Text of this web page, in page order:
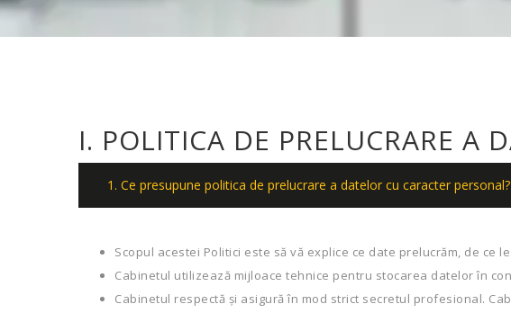
I. POLITICA DE PRELUCRARE A
1. Ce presupune politica de prelucrare a datelor cu caracter personal?
Scopul acestei Politici este să vă explice ce date prelucrăm, de ce
Cabinetul utilizează mijloace tehnice pentru stocarea datelor în
Cabinetul respectă și asigură în mod strict secretul profesional.